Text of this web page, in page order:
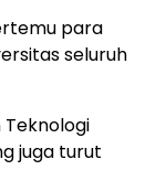
para
seluruh
Teknologi
juga turut